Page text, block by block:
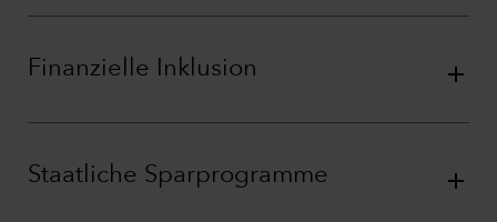
Finanzielle Inklusion
Staatliche Sparprogramme